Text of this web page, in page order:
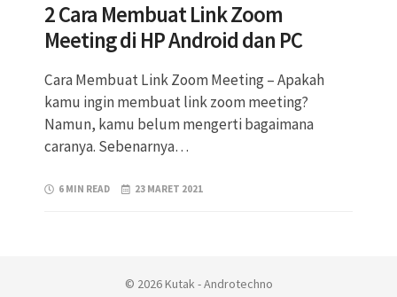
2 Cara Membuat Link Zoom
Meeting di HP Android dan PC
Cara Membuat Link Zoom Meeting – Apakah
kamu ingin membuat link zoom meeting?
Namun, kamu belum mengerti bagaimana
caranya. Sebenarnya…
6 MIN READ 23 MARET 2021
© 2026 Kutak - Androtechno